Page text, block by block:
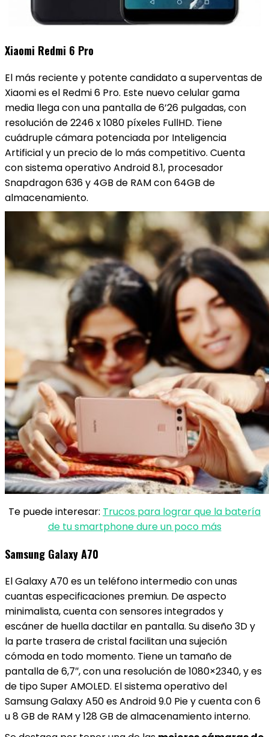
Xiaomi Redmi 6 Pro
El más reciente y potente candidato a superventas de
Xiaomi es el Redmi 6 Pro. Este nuevo celular gama
media llega con una pantalla de 6’26 pulgadas, con
resolución de 2246 x 1080 píxeles FullHD. Tiene
cuádruple cámara potenciada por Inteligencia
Artificial y un precio de lo más competitivo. Cuenta
con sistema operativo Android 8.1, procesador
Snapdragon 636 y 4GB de RAM con 64GB de
almacenamiento.
Te puede interesar: Trucos para lograr que la batería
de tu smartphone dure un poco más
Samsung Galaxy A70
El Galaxy A70 es un teléfono intermedio con unas
cuantas especificaciones premiun. De aspecto
minimalista, cuenta con sensores integrados y
escáner de huella dactilar en pantalla. Su diseño 3D y
la parte trasera de cristal facilitan una sujeción
cómoda en todo momento. Tiene un tamaño de
pantalla de 6,7″, con una resolución de 1080×2340, y es
de tipo Super AMOLED. El sistema operativo del
Samsung Galaxy A50 es Android 9.0 Pie y cuenta con 6
u 8 GB de RAM y 128 GB de almacenamiento interno.